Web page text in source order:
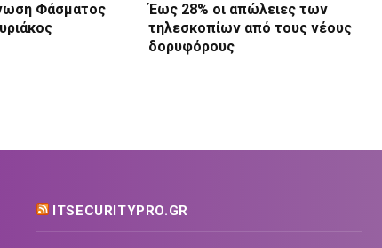
Φάσματος
Έως 28% οι απώλειες των
τηλεσκοπίων από τους νέους
δορυφόρους
ITSECURITYPRO.GR